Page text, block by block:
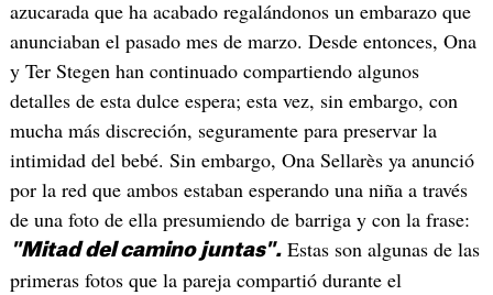
azucarada que ha acabado regalándonos un embarazo que
anunciaban el pasado mes de marzo. Desde entonces, Ona
y Ter Stegen han continuado compartiendo algunos
detalles de esta dulce espera; esta vez, sin embargo, con
mucha más discreción, seguramente para preservar la
intimidad del bebé. Sin embargo, Ona Sellarès ya anunció
por la red que ambos estaban esperando una niña a través
de una foto de ella presumiendo de barriga y con la frase:
"Mitad del camino juntas".Estas son algunas de las
primeras fotos que la pareja compartió durante el